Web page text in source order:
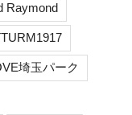
Raymond
埼玉パーク